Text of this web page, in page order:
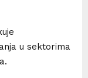
u sektorima